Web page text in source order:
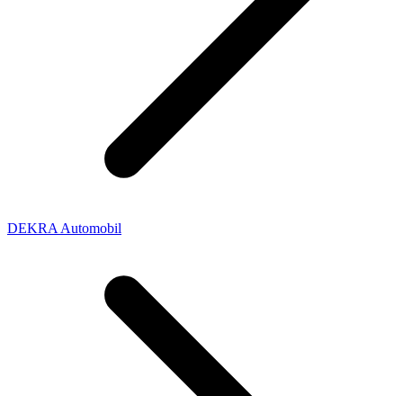
DEKRA Automobil